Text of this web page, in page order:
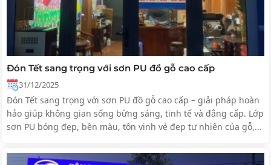
Đón Tết sang trọng với sơn PU đồ gỗ cao cấp
31/12/2025
Đón Tết sang trọng với sơn PU đồ gỗ cao cấp – giải pháp hoàn
hảo giúp không gian sống bừng sáng, tinh tế và đẳng cấp. Lớp
sơn PU bóng đẹp, bền màu, tôn vinh vẻ đẹp tự nhiên của gỗ,